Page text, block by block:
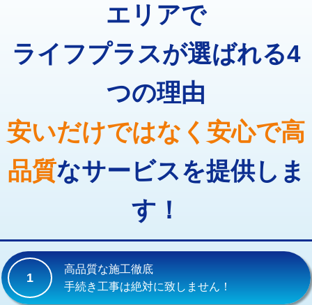
コンクリート斫り（厚さ10㎝超え） 38,500円
モルタル補修（厚さ10㎝まで） 27,500円
16,500円
廃棄・処分 現場見積
8,800円
止水・漏水調査・防水処理・清掃・修
11,000円
止水・漏水調査・防水処理・清掃・修
22,000円
止水・漏水調査・防水処理・清掃・修
理・調整・分解・加工など（重作業）
33,000円
その他部品の脱着 8,800円～
交換・取付(単水栓（壁付・デッキ
式）)
13,200円+材料費
交換・取付(混合水栓（壁付・デッキ
式・ワンホール）)
16,500円+材料費
エリアで
ライフプラスが選ばれる4
つの理由
安いだけではなく安心で高
品質なサービスを提供しま
す！
1
高品質な施工徹底
手続き工事は絶対に致しません！